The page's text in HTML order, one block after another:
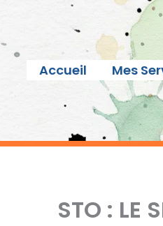
Accueil
Mes
STO : LE